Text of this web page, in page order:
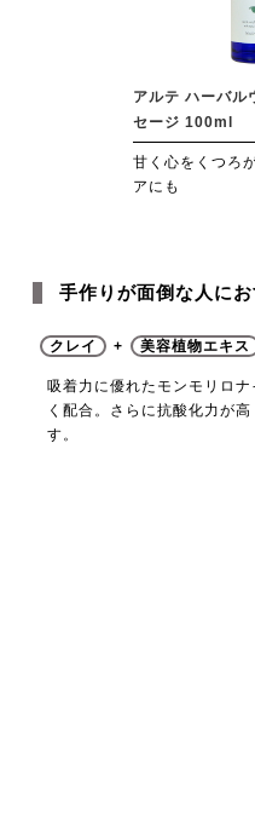
アルテ ハーバル
セージ 100ml
甘く心をくつろ
アにも
手作りが面倒な人に
クレイ + 美容植物エキス
吸着力に優れたモンモリロ
く配合。さらに抗酸化力が
す。